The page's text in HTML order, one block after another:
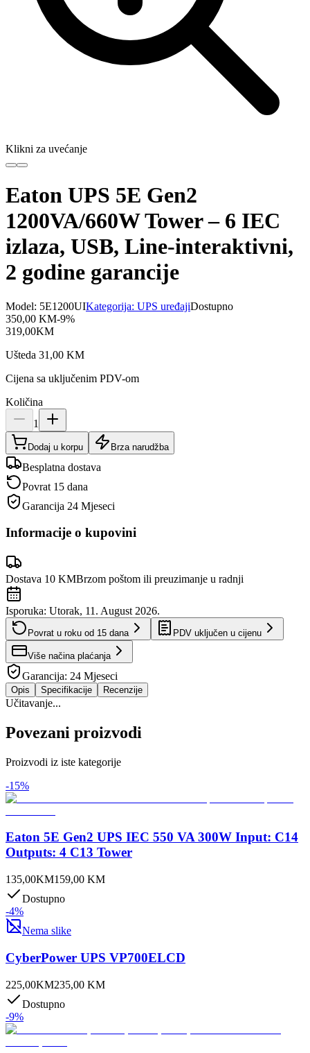
Klikni za uvećanje
Eaton UPS 5E Gen2
1200VA/660W Tower – 6 IEC
izlaza, USB, Line-interaktivni,
2 godine garancije
Model: 5E1200UIKategorija: UPS uređajiDostupno
350,00 KM-9%
319,00KM
Ušteda 31,00 KM
Cijena sa uključenim PDV-om
Količina
1
Dodaj u korpu Brza narudžba
Besplatna dostava
Povrat 15 dana
Garancija 24 Mjeseci
Informacije o kupovini
Dostava 10 KMBrzom poštom ili preuzimanje u radnji
Isporuka: Utorak, 11. August 2026.
Povrat u roku od 15 dana PDV uključen u cijenu
Više načina plaćanja
Garancija: 24 Mjeseci
Opis Specifikacije Recenzije
Učitavanje...
Povezani proizvodi
Proizvodi iz iste kategorije
-15%
Eaton 5E Gen2 UPS IEC 550 VA 300W Input: C14
Outputs: 4 C13 Tower
135,00KM159,00 KM
Dostupno
-4%
Nema slike
CyberPower UPS VP700ELCD
225,00KM235,00 KM
Dostupno
-9%